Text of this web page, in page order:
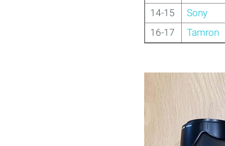
14-15
Sony
16-17
Tamron